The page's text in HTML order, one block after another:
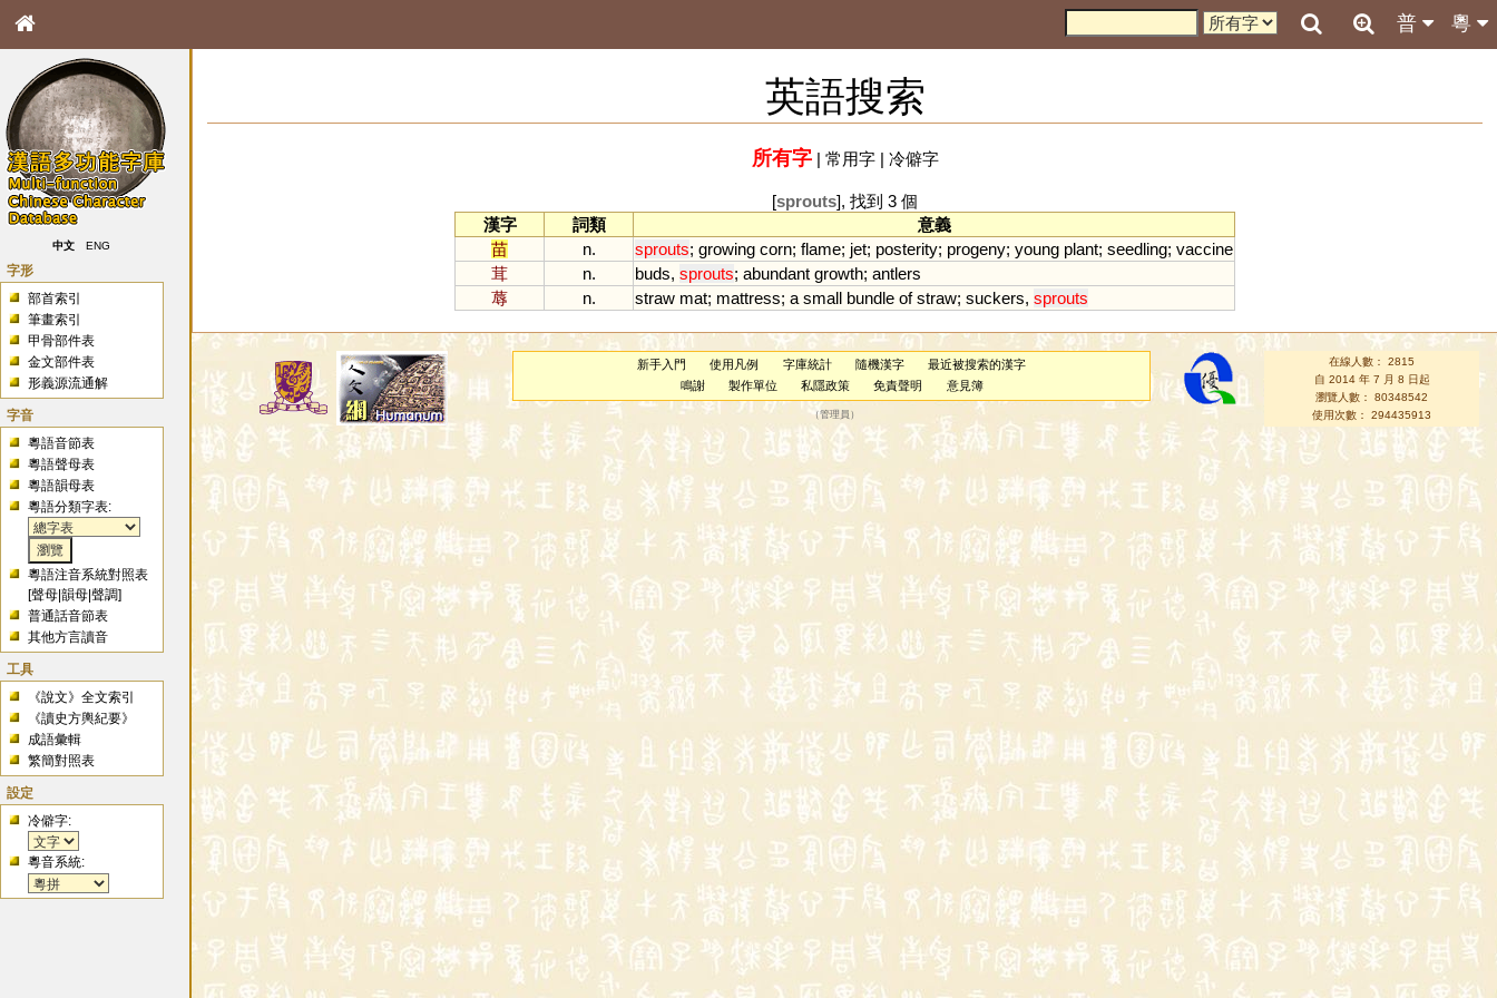
粵
普
中文 ENG
字形
部首索引
筆畫索引
甲骨部件表
金文部件表
形義源流通解
字音
粵語音節表
粵語聲母表
粵語韻母表
粵語分類字表:
粵語注音系統對照表
[聲母 |韻母 |聲調]
普通話音節表
其他方言讀音
工具
《說文》全文索引
《讀史方輿紀要》
成語彙輯
繁簡對照表
設定
冷僻字:
粵音系統:
英語搜索
所有字| 常用字| 冷僻字
[sprouts], 找到 3 個
漢字
詞類
意義
苗
n. sprouts; growing corn; flame; jet; posterity; progeny; young plant; seedling; vaccine
茸
n. buds, sprouts; abundant growth; antlers
蓐
n. straw mat; mattress; a small bundle of straw; suckers, sprouts
新手入門 使用凡例 字庫統計 隨機漢字
最近被搜索的漢字
鳴謝
製作單位 私隱政策 免責聲明 意見簿
（管理員 ）
在線人數： 2815
自 2014 年 7 月 8 日起
瀏覽人數： 80348542
使用次數： 294435913